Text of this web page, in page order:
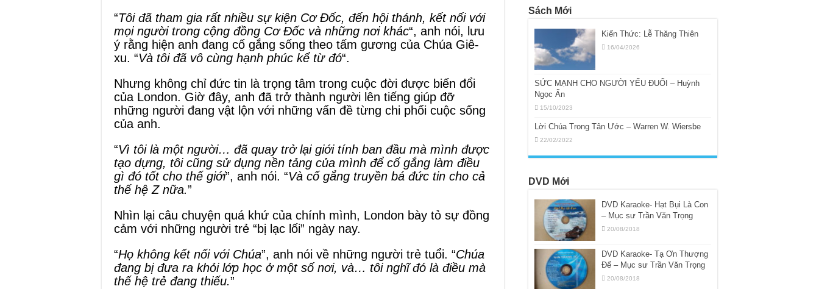
“Tôi đã tham gia rất nhiều sự kiện Cơ Đốc, đến hội thánh, kết nối với
mọi người trong cộng đồng Cơ Đốc và những nơi khác“, anh nói, lưu
ý rằng hiện anh đang cố gắng sống theo tấm gương của Chúa Giê-
xu. “Và tôi đã vô cùng hạnh phúc kể từ đó“.
Nhưng không chỉ đức tin là trọng tâm trong cuộc đời được biến đổi
của London. Giờ đây, anh đã trở thành người lên tiếng giúp đỡ
những người đang vật lộn với những vấn đề từng chi phối cuộc sống
của anh.
“Vì tôi là một người… đã quay trở lại giới tính ban đầu mà mình được
tạo dựng, tôi cũng sử dụng nền tảng của mình để cố gắng làm điều
gì đó tốt cho thế giới”, anh nói. “Và cố gắng truyền bá đức tin cho cả
thế hệ Z nữa.”
Nhìn lại câu chuyện quá khứ của chính mình, London bày tỏ sự đồng
cảm với những người trẻ “bị lạc lối” ngày nay.
“Họ không kết nối với Chúa”, anh nói về những người trẻ tuổi. “Chúa
đang bị đưa ra khỏi lớp học ở một số nơi, và… tôi nghĩ đó là điều mà
thế hệ trẻ đang thiếu.”
Sách Mới
Kiến Thức: Lễ Thăng Thiên
16/04/2026
SỨC MẠNH CHO NGƯỜI YẾU ĐUỐI – Huỳnh
Ngọc Ẩn
15/10/2023
Lời Chúa Trong Tân Ước – Warren W. Wiersbe
22/02/2022
DVD Mới
DVD Karaoke- Hạt Bụi Là Con
– Mục sư Trần Văn Trọng
20/08/2018
DVD Karaoke- Tạ Ơn Thượng
Đế – Mục sư Trần Văn Trọng
20/08/2018